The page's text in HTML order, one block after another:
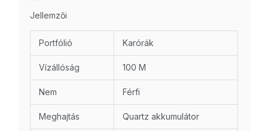
Jellemzői
Portfólió Karórák
Vízállóság 100 M
Nem Férfi
Meghajtás Quartz akkumulátor